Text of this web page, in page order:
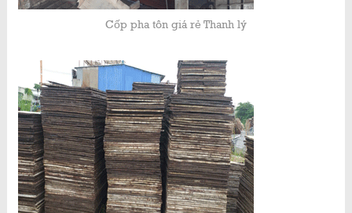
Cốp pha tôn giá rẻ Thanh lý